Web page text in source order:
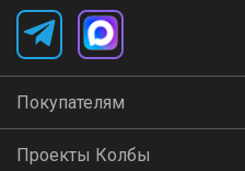
Покупателям
Проекты Колбы